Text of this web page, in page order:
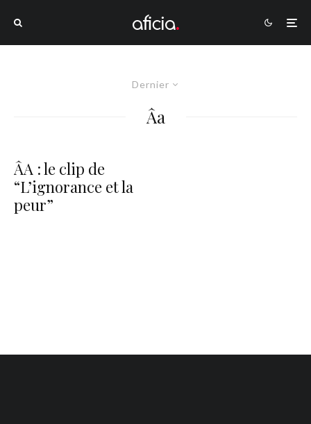
Dernier
Âa
ÂA : le clip de
“L’ignorance et la
peur”